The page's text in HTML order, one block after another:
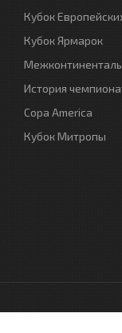
Кубок
Кубок Ярмарок
История
Copa America
Кубок Митропы